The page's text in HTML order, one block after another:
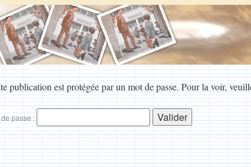
publication est protégée par un mot de passe. Pour la voir,
de passe :